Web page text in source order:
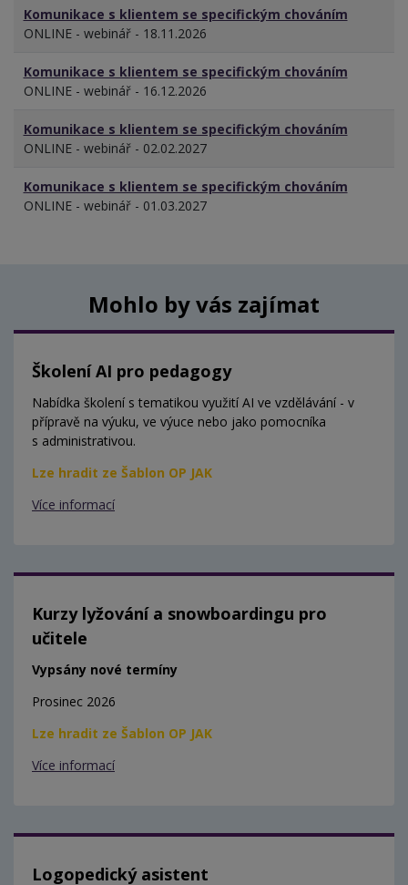
Komunikace s klientem se specifickým chováním
ONLINE - webinář - 18.11.2026
Komunikace s klientem se specifickým chováním
ONLINE - webinář - 16.12.2026
Komunikace s klientem se specifickým chováním
ONLINE - webinář - 02.02.2027
Komunikace s klientem se specifickým chováním
ONLINE - webinář - 01.03.2027
Mohlo by vás zajímat
Školení AI pro pedagogy
Nabídka školení s tematikou využití AI ve vzdělávání - v
přípravě na výuku, ve výuce nebo jako pomocníka
s administrativou.
Lze hradit ze Šablon OP JAK
Více informací
Kurzy lyžování a snowboardingu pro
učitele
Vypsány nové termíny
Prosinec 2026
Lze hradit ze Šablon OP JAK
Více informací
Logopedický asistent